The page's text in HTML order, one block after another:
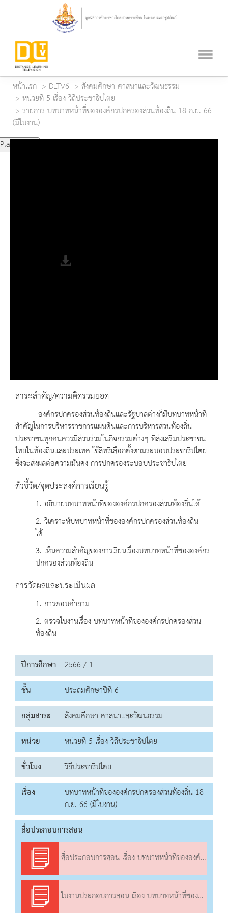
หน้าแรก DLTV6
สังคมศึกษา ศาสนาและวัฒนธรรม
หน่วยที่ 5 เรื่อง วิถีประชาธิปไตย
รายการ บทบาทหน้าที่ขององค์กรปกครองส่วนท้องถิ่น 18 ก.ย. 66
(มีใบงาน)
Play Video
สาระสำคัญ/ความคิดรวมยอด
องค์กรปกครองส่วนท้องถิ่นและรัฐบาลต่างก็มีบทบาทหน้าที่
สำคัญในการบริหารราชการแผ่นดินและการบริหารส่วนท้องถิ่น
ประชาชนทุกคนควรมีส่วนร่วมในกิจกรรมต่างๆ ที่ส่งเสริมประชาชน
ไทยในท้องถิ่นและประเทศ ใช้สิทธิเลือกตั้งตามระบอบประชาธิปไตย
ซึ่งจะส่งผลต่อความมั่นคง การปกครองระบอบประชาธิปไตย
ตัวชี้วัด/จุดประสงค์การเรียนรู้
1. อธิบายบทบาทหน้าที่ขององค์กรปกครองส่วนท้องถิ่นได้
2. วิเคราะห์บทบาทหน้าที่ขององค์กรปกครองส่วนท้องถิ่น
ได้
3. เห็นความสำคัญของการเรียนเรื่องบทบาทหน้าที่ขององค์กร
ปกครองส่วนท้องถิ่น
การวัดผลและประเมินผล
1. การตอบคำถาม
2. ตรวจใบงานเรื่อง บทบาทหน้าที่ขององค์กรปกครองส่วน
ท้องถิ่น
ปีการศึกษา 2566 / 1
ชั้น
ประถมศึกษาปีที่ 6
กลุ่มสาระ
สังคมศึกษา ศาสนาและวัฒนธรรม
หน่วย
หน่วยที่ 5 เรื่อง วิถีประชาธิปไตย
ชั่วโมง
วิถีประชาธิปไตย
เรื่อง
บทบาทหน้าที่ขององค์กรปกครองส่วนท้องถิ่น 18
ก.ย. 66 (มีใบงาน)
สื่อประกอบการสอน
สื่อประกอบการสอน เรื่อง บทบาทหน้าที่ขององค์กรปกครองส่วนท้องถิ่น
ใบงานประกอบการสอน เรื่อง บทบาทหน้าที่ขององค์กรปกครองส่วนท้องถิ่น